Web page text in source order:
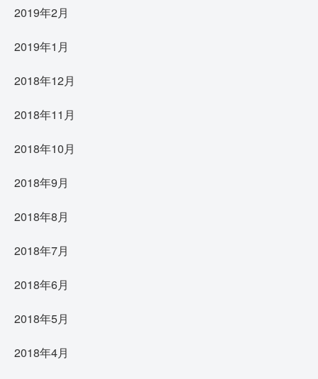
2019年2月
2019年1月
2018年12月
2018年11月
2018年10月
2018年9月
2018年8月
2018年7月
2018年6月
2018年5月
2018年4月